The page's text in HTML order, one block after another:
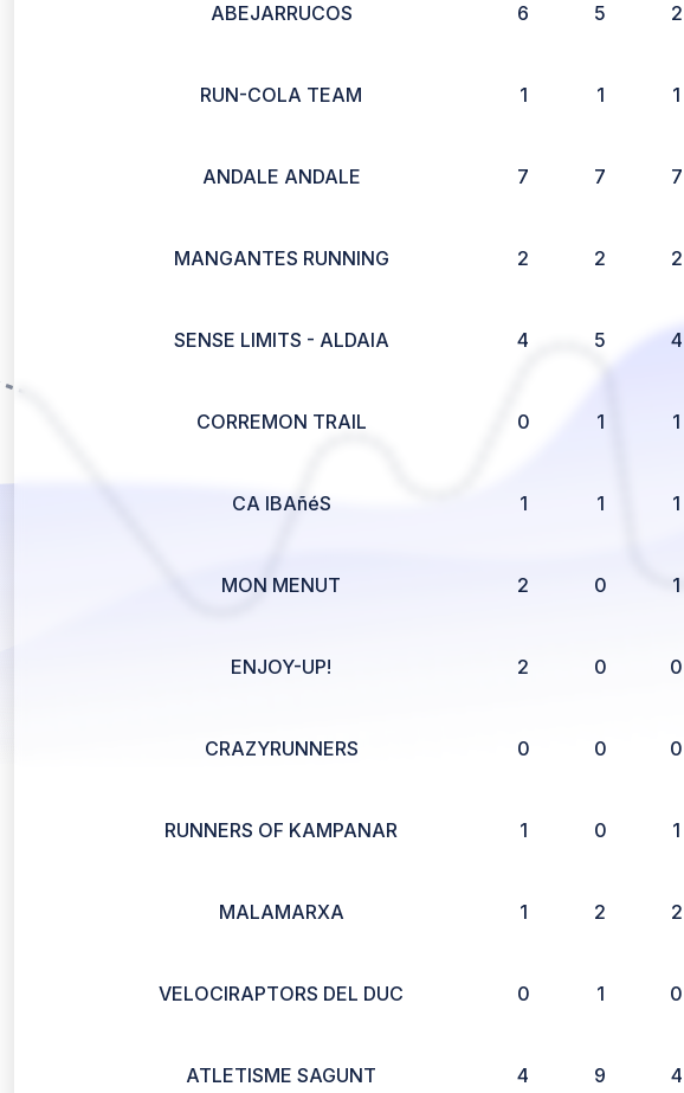
ABEJARRUCOS 6 5 2
RUN-COLA TEAM 1 1 1
ANDALE ANDALE 7 7 7
MANGANTES RUNNING 2 2 2
SENSE LIMITS - ALDAIA 4 5 4
CORREMON TRAIL 0 1 1
CA IBAñéS 1 1 1
MON MENUT 2 0 1
ENJOY-UP! 2 0 0
CRAZYRUNNERS 0 0 0
RUNNERS OF KAMPANAR 1 0 1
MALAMARXA 1 2 2
VELOCIRAPTORS DEL DUC 0 1 0
ATLETISME SAGUNT 4 9 4